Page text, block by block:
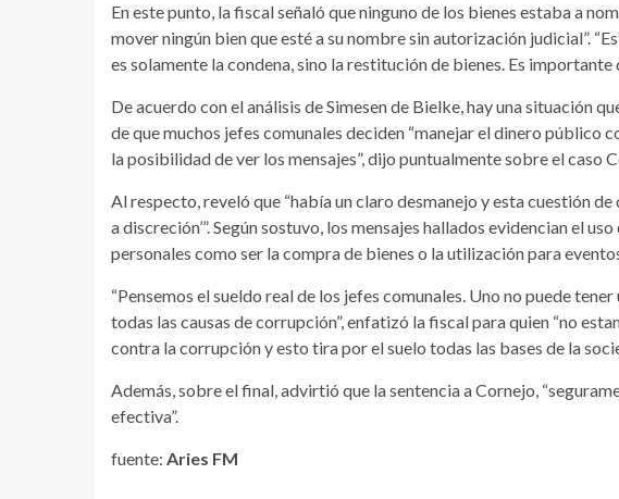
En este punto, la fiscal señaló que ninguno de los bienes estaba a
mover ningún bien que esté a su nombre sin autorización judicial”.
es solamente la condena, sino la restitución de bienes. Es importante
De acuerdo con el análisis de Simesen de Bielke, hay una situación
de que muchos jefes comunales deciden “manejar el dinero público
la posibilidad de ver los mensajes”, dijo puntualmente sobre el caso
Al respecto, reveló que “había un claro desmanejo y esta cuestión
a discreción’”. Según sostuvo, los mensajes hallados evidencian el
personales como ser la compra de bienes o la utilización para
“Pensemos el sueldo real de los jefes comunales. Uno no puede
todas las causas de corrupción”, enfatizó la fiscal para quien “no
contra la corrupción y esto tira por el suelo todas las bases de la
Además, sobre el final, advirtió que la sentencia a Cornejo,
efectiva”.
fuente: Aries FM